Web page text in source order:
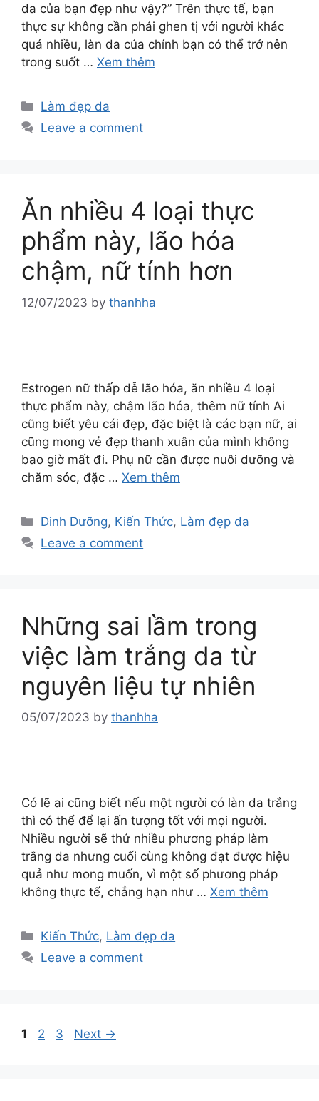
da của bạn đẹp như vậy?” Trên thực tế, bạn
thực sự không cần phải ghen tị với người khác
quá nhiều, làn da của chính bạn có thể trở nên
trong suốt … Xem thêm
Làm đẹp da
Leave a comment
Ăn nhiều 4 loại thực
phẩm này, lão hóa
chậm, nữ tính hơn
12/07/2023 by thanhha
Estrogen nữ thấp dễ lão hóa, ăn nhiều 4 loại
thực phẩm này, chậm lão hóa, thêm nữ tính Ai
cũng biết yêu cái đẹp, đặc biệt là các bạn nữ, ai
cũng mong vẻ đẹp thanh xuân của mình không
bao giờ mất đi. Phụ nữ cần được nuôi dưỡng và
chăm sóc, đặc … Xem thêm
Dinh Dưỡng, Kiến Thức, Làm đẹp da
Leave a comment
Những sai lầm trong
việc làm trắng da từ
nguyên liệu tự nhiên
05/07/2023 by thanhha
Có lẽ ai cũng biết nếu một người có làn da trắng
thì có thể để lại ấn tượng tốt với mọi người.
Nhiều người sẽ thử nhiều phương pháp làm
trắng da nhưng cuối cùng không đạt được hiệu
quả như mong muốn, vì một số phương pháp
không thực tế, chẳng hạn như … Xem thêm
Kiến Thức, Làm đẹp da
Leave a comment
1 2 3 Next →